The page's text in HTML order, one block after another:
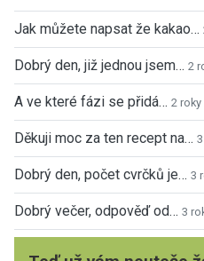
Jak můžete napsat že kakao…
Dobrý den, již jednou jsem… 2
A ve které fázi se přidá… 2
Děkuji moc za ten recept na…
Dobrý den, počet cvrčků je… 3
Dobrý večer, odpověď od… 3